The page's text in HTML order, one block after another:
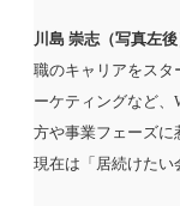
川島 崇志（写真左後
職のキャリアをスタ
ーケティングなど、
方や事業フェーズに
現在は「居続けたい